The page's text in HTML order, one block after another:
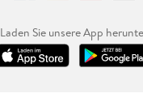
Laden Sie unsere App